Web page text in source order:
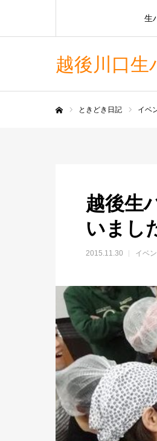
越後川口生
生
ときどき日記 イベ
越後生
いまし
2015.11.30 イベ